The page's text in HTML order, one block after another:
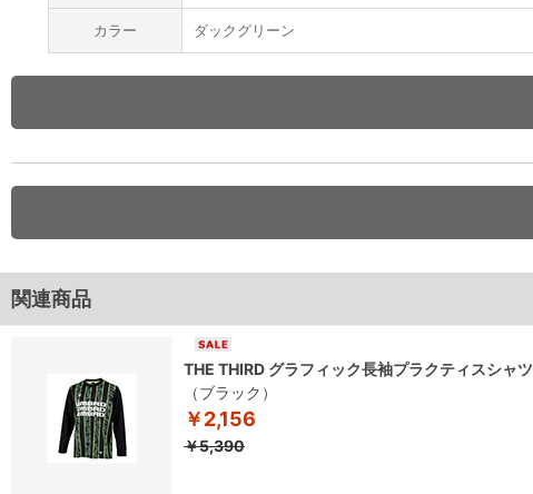
カラー ダックグリーン
関連商品
THE THIRD グラフィック長袖プラクティスシャツ
（ブラック）
￥2,156
￥5,390